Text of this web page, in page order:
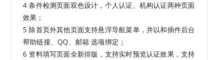
4 条件检测页面双色设计，个人认证、机构认证两种页面
效果；
5 除首页外其他页面支持悬浮导航菜单，并以和插件后台
帮助链接、QQ、邮箱 选项绑定；
6 资料填写页面全新排版，支持实时预览认证效果，支持